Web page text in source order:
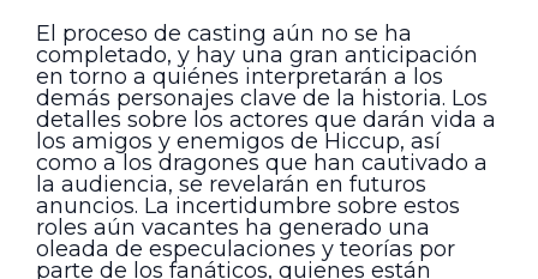
El proceso de casting aún no se ha
completado, y hay una gran anticipación
en torno a quiénes interpretarán a los
demás personajes clave de la historia. Los
detalles sobre los actores que darán vida a
los amigos y enemigos de Hiccup, así
como a los dragones que han cautivado a
la audiencia, se revelarán en futuros
anuncios. La incertidumbre sobre estos
roles aún vacantes ha generado una
oleada de especulaciones y teorías por
parte de los fanáticos, quienes están